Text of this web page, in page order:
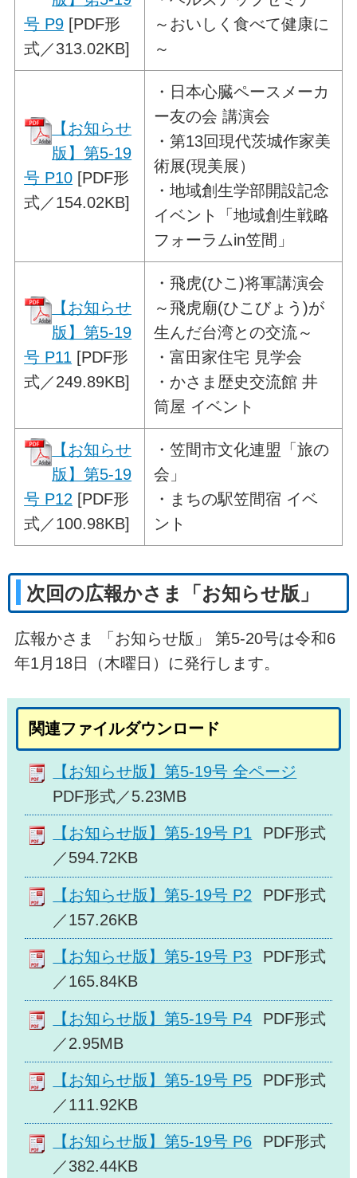
号 P9 [PDF形
式／313.02KB]
～おいしく食べて健康に
～
【お知らせ
版】第5-19
号 P10 [PDF形
式／154.02KB]
・ 日本心臓ペースメーカ
ー友の会 講演会
・第13回現代茨城作家美
術展(現美展）
・地域創生学部開設記念
イベント「地域創生戦略
フォーラムin笠間」
【お知らせ
版】第5-19
号 P11 [PDF形
式／249.89KB]
・ 飛虎(ひこ)将軍講演会
～飛虎廟(ひこびょう)が
生んだ台湾との交流～
・富田家住宅 見学会
・かさま歴史交流館 井
筒屋 イベント
【お知らせ
版】第5-19
号 P12 [PDF形
式／100.98KB]
・笠間市文化連盟「旅の
会」
・まちの駅笠間宿 イベ
ント
次回の広報かさま「お知らせ版」
広報かさま 「お知らせ版」 第5-20号は令和6
年1月18日（木曜日）に発行します。
関連ファイルダウンロード
【お知らせ版】第5-19号 全ページ
PDF形式／5.23MB
【お知らせ版】第5-19号 P1
PDF形式
／594.72KB
【お知らせ版】第5-19号 P2
PDF形式
／157.26KB
【お知らせ版】第5-19号 P3
PDF形式
／165.84KB
【お知らせ版】第5-19号 P4
PDF形式
／2.95MB
【お知らせ版】第5-19号 P5
PDF形式
／111.92KB
【お知らせ版】第5-19号 P6
PDF形式
／382.44KB